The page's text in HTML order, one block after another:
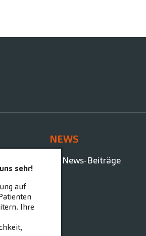
NEWS
News-Beiträge
sehr!
auf
Ihre